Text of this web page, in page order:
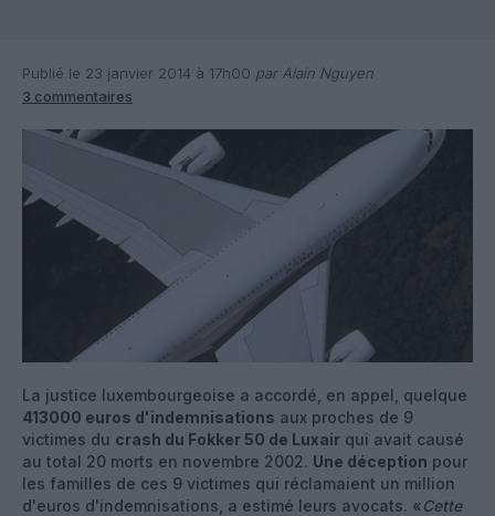
Publié le 23 janvier 2014 à 17h00 par Alain Nguyen
3 commentaires
La justice luxembourgeoise a accordé, en appel, quelque
413000 euros d'indemnisations aux proches de 9
victimes du crash du Fokker 50 de Luxair qui avait causé
au total 20 morts en novembre 2002. Une déception pour
les familles de ces 9 victimes qui réclamaient un million
d'euros d'indemnisations, a estimé leurs avocats. «Cette